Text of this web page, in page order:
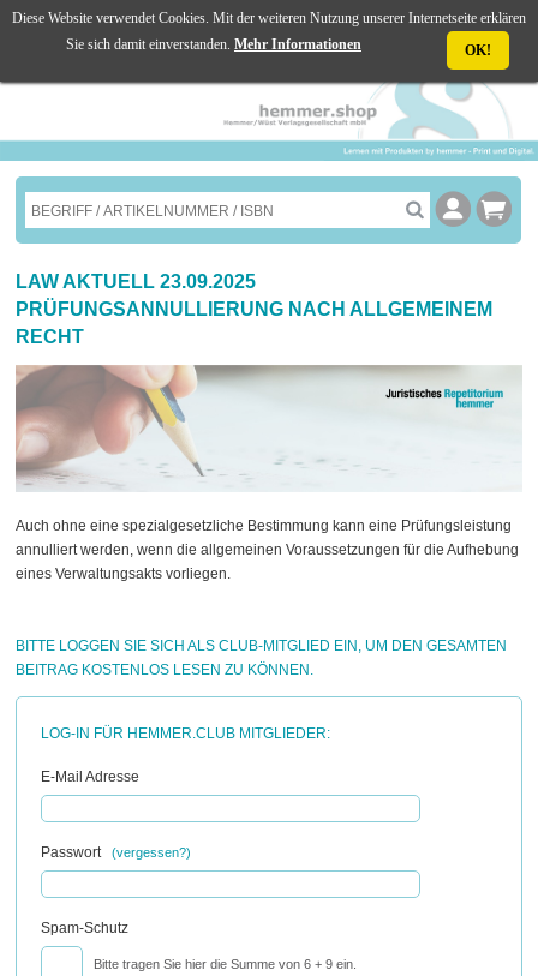
☰ MENU
LAW AKTUELL 23.09.2025
PRÜFUNGSANNULLIERUNG NACH ALLGEMEINEM
RECHT
Auch ohne eine spezialgesetzliche Bestimmung kann eine Prüfungsleistung
annulliert werden, wenn die allgemeinen Voraussetzungen für die Aufhebung
eines Verwaltungsakts vorliegen.
BITTE LOGGEN SIE SICH ALS CLUB-MITGLIED EIN, UM DEN GESAMTEN
BEITRAG KOSTENLOS LESEN ZU KÖNNEN.
LOG-IN FÜR HEMMER.CLUB MITGLIEDER:
E-Mail Adresse
Passwort(vergessen?)
Spam-Schutz
Bitte tragen Sie hier die Summe von 6 + 9 ein.
Diese Website verwendet Cookies. Mit der weiteren Nutzung unserer Internetseite erklären
Sie sich damit einverstanden. Mehr Informationen OK!